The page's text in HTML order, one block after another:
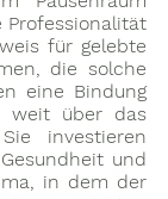
Professionalität
für gelebte
die solche
eine Bindung
weit über das
investieren
und
in dem der